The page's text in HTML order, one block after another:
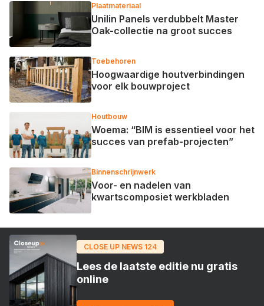
Plaatmateriaal
Unilin Panels verdubbelt Master
Oak-collectie na groot succes
Toebehoren
Hoogwaardige houtverbindingen
voor elk bouwproject
Houtbouw
Woema: “BIM is essentieel voor het
succes van prefab-projecten”
Binnenschrijnwerk
Voor- en nadelen van
kwartscomposiet werkbladen
CLOSE UP NEWS 124
Lees de laatste editie nu gratis
online